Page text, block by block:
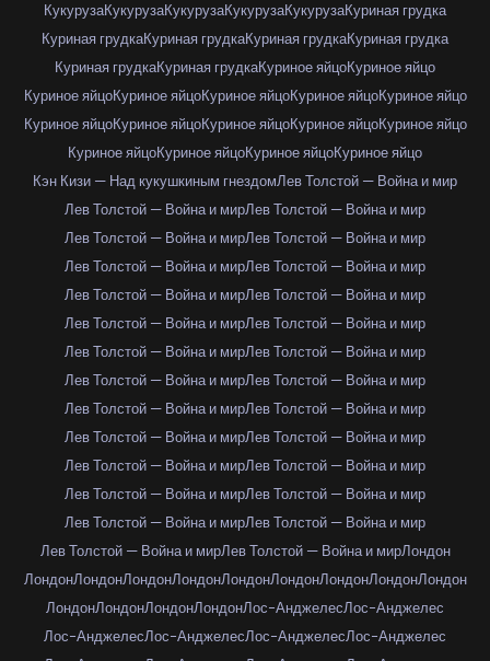
КукурузаКукурузаКукурузаКукурузаКукурузаКуриная грудка
Куриная грудкаКуриная грудкаКуриная грудкаКуриная грудка
Куриная грудкаКуриная грудкаКуриное яйцоКуриное яйцо
Куриное яйцоКуриное яйцоКуриное яйцоКуриное яйцоКуриное яйцо
Куриное яйцоКуриное яйцоКуриное яйцоКуриное яйцоКуриное яйцо
Куриное яйцоКуриное яйцоКуриное яйцоКуриное яйцо
Кэн Кизи — Над кукушкиным гнездомЛев Толстой — Война и мир
Лев Толстой — Война и мирЛев Толстой — Война и мир
Лев Толстой — Война и мирЛев Толстой — Война и мир
Лев Толстой — Война и мирЛев Толстой — Война и мир
Лев Толстой — Война и мирЛев Толстой — Война и мир
Лев Толстой — Война и мирЛев Толстой — Война и мир
Лев Толстой — Война и мирЛев Толстой — Война и мир
Лев Толстой — Война и мирЛев Толстой — Война и мир
Лев Толстой — Война и мирЛев Толстой — Война и мир
Лев Толстой — Война и мирЛев Толстой — Война и мир
Лев Толстой — Война и мирЛев Толстой — Война и мир
Лев Толстой — Война и мирЛев Толстой — Война и мир
Лев Толстой — Война и мирЛев Толстой — Война и мир
Лев Толстой — Война и мирЛев Толстой — Война и мирЛондон
ЛондонЛондонЛондонЛондонЛондонЛондонЛондонЛондонЛондон
ЛондонЛондонЛондонЛондонЛос-АнджелесЛос-Анджелес
Лос-АнджелесЛос-АнджелесЛос-АнджелесЛос-Анджелес